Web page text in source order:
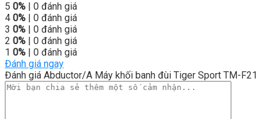
5 0% | 0 đánh giá
4 0% | 0 đánh giá
3 0% | 0 đánh giá
2 0% | 0 đánh giá
1 0% | 0 đánh giá
Đánh giá ngay
Đánh giá Abductor/A Máy khối banh đùi Tiger Sport TM-F21